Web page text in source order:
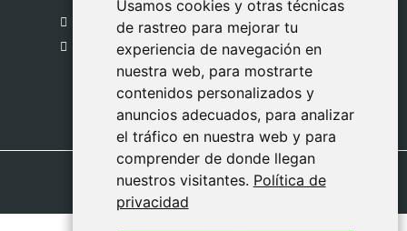
Usamos cookies y otras técnicas
de rastreo para mejorar tu
experiencia de navegación en
nuestra web, para mostrarte
contenidos personalizados y
anuncios adecuados, para analizar
el tráfico en nuestra web y para
comprender de donde llegan
nuestros visitantes. Política de
privacidad
Usamos cookies y otras técnicas
de rastreo para mejorar tu
experiencia de navegación en
nuestra web, para mostrarte
contenidos personalizados y
anuncios adecuados, para analizar
el tráfico en nuestra web y para
comprender de donde llegan
nuestros visitantes. Política de
privacidad
918 459 877
Lunes a Viernes
09:00 - 13:00